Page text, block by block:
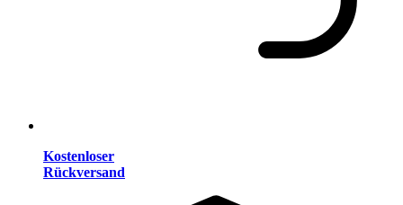
Kostenloser
Rückversand